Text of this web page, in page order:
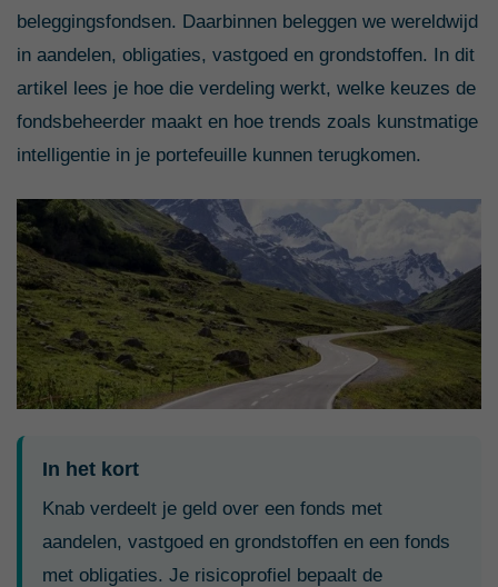
beleggingsfondsen. Daarbinnen beleggen we wereldwijd
in aandelen, obligaties, vastgoed en grondstoffen. In dit
artikel lees je hoe die verdeling werkt, welke keuzes de
fondsbeheerder maakt en hoe trends zoals kunstmatige
intelligentie in je portefeuille kunnen terugkomen.
In het kort
Knab verdeelt je geld over een fonds met
aandelen, vastgoed en grondstoffen en een fonds
met obligaties. Je risicoprofiel bepaalt de